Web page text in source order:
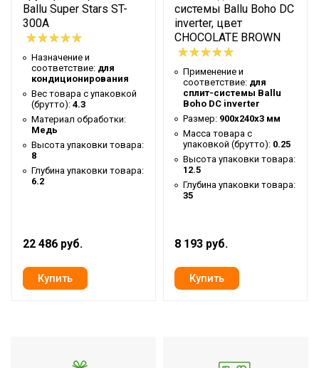
Цвет корпуса
Белый
Ширина упаковки
товара
Бренд
Гарантийный срок
2 недели
Высота товара
Глубина товара
Срок службы
10 лет
Вес товара (нетто)
24.16
Вид аксессуара
Ограждение
Вариант размещения
Горизонтальное
Ballu Super Stars ST-
300A
Назначение и
соответствие: для
кондиционирования
Вес товара с упаковкой
(брутто): 4.3
Материал обработки:
Медь
Высота упаковки товара:
8
Глубина упаковки товара:
6.2
22 486 руб.
системы Ballu Boho DC
inverter, цвет
CHOCOLATE BROWN
Применение и
соответствие: для
сплит-системы Ballu
Boho DC inverter
Размер: 900х240х3 мм
Масса товара с
упаковкой (брутто): 0.25
Высота упаковки товара:
12.5
Глубина упаковки товара:
35
8 193 руб.